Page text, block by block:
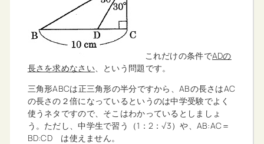
これだけの条件でADの
長さを求めなさい、という問題です。
三角形ABCは正三角形の半分ですから、ABの長さはAC
の長さの２倍になっているというのは中学受験でよく
使うネタですので、そこはわかっているとしましょ
う。ただし、中学生で習う（1：2：√3）や、AB:AC＝
BD:CD は使えません。